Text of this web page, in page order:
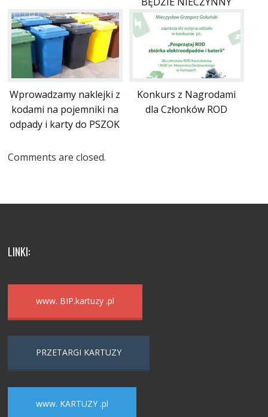
Wprowadzamy naklejki z
kodami na pojemniki na
odpady i karty do PSZOK
Konkurs z Nagrodami
dla Członków ROD
Comments are closed.
LINKI:
www. BIP.kartuzy .pl
PRZETARGI KARTUZY
www. KARTUZY .pl